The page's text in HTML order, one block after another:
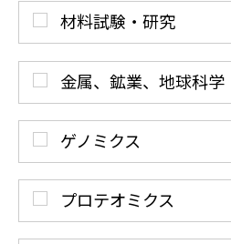
材料試験・研究
金属、鉱業、地球科学
ゲノミクス
プロテオミクス